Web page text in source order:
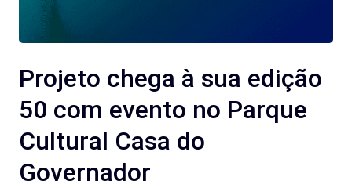
Projeto chega à sua edição
50 com evento no Parque
Cultural Casa do
Governador